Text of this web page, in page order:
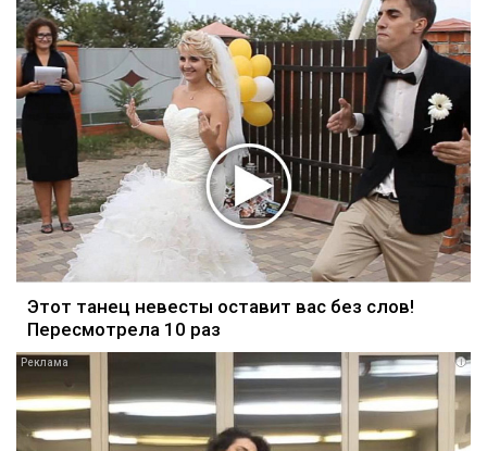
Этот танец невесты оставит вас без слов!
Пересмотрела 10 раз
i